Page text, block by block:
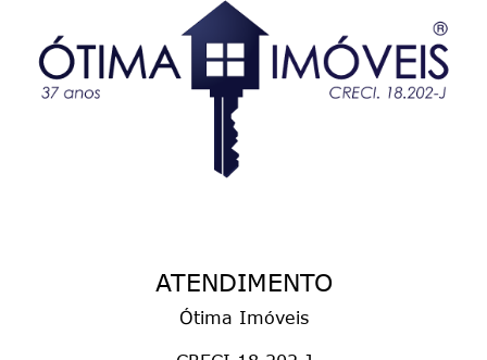
ATENDIMENTO
Ótima Imóveis